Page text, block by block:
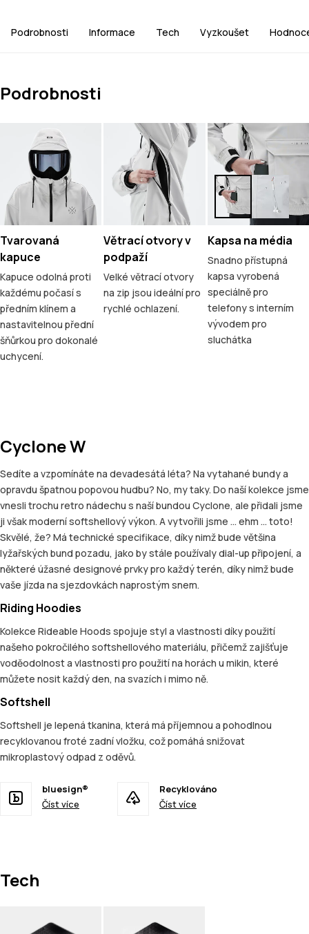
Podrobnosti Informace Tech Vyzkoušet
Podrobnosti
Tvarovaná
kapuce
Kapuce odolná proti
každému počasí s
předním klínem a
nastavitelnou přední
šňůrkou pro dokonalé
uchycení.
Větrací otvory v
podpaží
Velké větrací otvory
na zip jsou ideální pro
rychlé ochlazení.
Kapsa na média
Snadno přístupná
kapsa vyrobená
speciálně pro
telefony s interním
vývodem pro
sluchátka
Cyclone W
Sedíte a vzpomínáte na devadesátá léta? Na vytahané bundy a
opravdu špatnou popovou hudbu? No, my taky. Do naší kolekce jsme
vnesli trochu retro nádechu s naší bundou Cyclone, ale přidali jsme
ji však moderní softshellový výkon. A vytvořili jsme ... ehm ... toto!
Skvělé, že? Má technické specifikace, díky nimž bude většina
lyžařských bund pozadu, jako by stále používaly dial-up připojení, a
některé úžasné designové prvky pro každý terén, díky nimž bude
vaše jízda na sjezdovkách naprostým snem.
Riding Hoodies
Kolekce Rideable Hoods spojuje styl a vlastnosti díky použití
našeho pokročilého softshellového materiálu, přičemž zajišťuje
voděodolnost a vlastnosti pro použití na horách u mikin, které
můžete nosit každý den, na svazích i mimo ně.
Softshell
Softshell je lepená tkanina, která má příjemnou a pohodlnou
recyklovanou froté zadní vložku, což pomáhá snižovat
mikroplastový odpad z oděvů.
bluesign®
Číst více
Recyklováno
Číst více
Tech